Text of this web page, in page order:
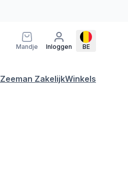
Mandje Inloggen BE
Zeeman ZakelijkWinkels